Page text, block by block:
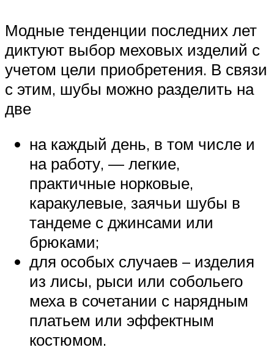
Модные тенденции последних лет
диктуют выбор меховых изделий с
учетом цели приобретения. В связи
с этим, шубы можно разделить на
две
на каждый день, в том числе и
на работу, — легкие,
практичные норковые,
каракулевые, заячьи шубы в
тандеме с джинсами или
брюками;
для особых случаев – изделия
из лисы, рыси или собольего
меха в сочетании с нарядным
платьем или эффектным
костюмом.